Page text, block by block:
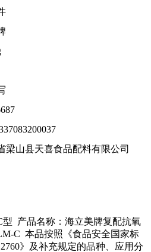
梁山县天喜食品配料有限公司
型 产品名称：海立美牌复配抗氧
C 本品按照《食品安全国家标
》及补充规定的品种、应用分